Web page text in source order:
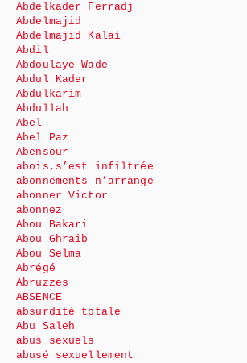
Abdelkader Ferradj
Abdelmajid
Abdelmajid Kalai
Abdil
Abdoulaye Wade
Abdul Kader
Abdulkarim
Abdullah
Abel
Abel Paz
Abensour
abois,s’est infiltrée
abonnements n’arrange
abonner Victor
abonnez
Abou Bakari
Abou Ghraib
Abou Selma
Abrégé
Abruzzes
ABSENCE
absurdité totale
Abu Saleh
abus sexuels
abusé sexuellement